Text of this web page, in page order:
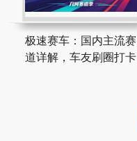
极速赛车：国内主流赛
道详解，车友刷圈打卡